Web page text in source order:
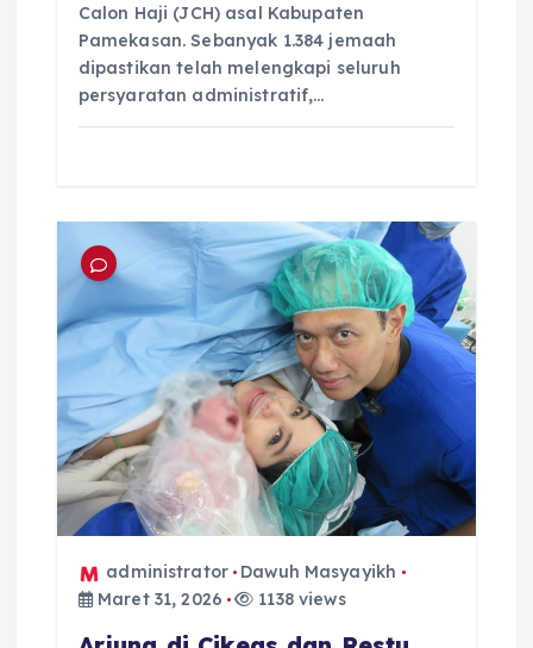
Calon Haji (JCH) asal Kabupaten
Pamekasan. Sebanyak 1.384 jemaah
dipastikan telah melengkapi seluruh
persyaratan administratif,…
administrator
Dawuh Masyayikh
Maret 31, 2026
1138 views